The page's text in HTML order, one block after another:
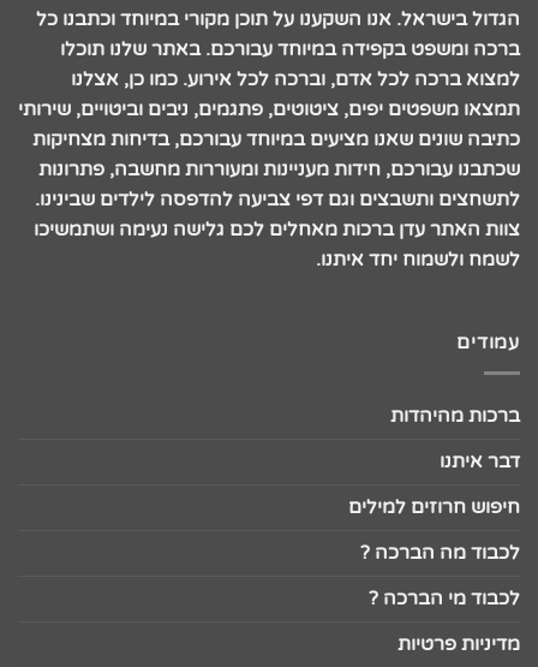
הגדול בישראל. אנו השקענו על תוכן מקורי במיוחד וכתבנו כל
ברכה ומשפט בקפידה במיוחד עבורכם. באתר שלנו תוכלו
למצוא ברכה לכל אדם, וברכה לכל אירוע. כמו כן, אצלנו
תמצאו משפטים יפים, ציטוטים, פתגמים, ניבים וביטויים, שירותי
כתיבה שונים שאנו מציעים במיוחד עבורכם, בדיחות מצחיקות
שכתבנו עבורכם, חידות מעניינות ומעוררות מחשבה, פתרונות
לתשחצים ותשבצים וגם דפי צביעה להדפסה לילדים שבינינו.
צוות האתר עדן ברכות מאחלים לכם גלישה נעימה ושתמשיכו
לשמח ולשמוח יחד איתנו.
עמודים
ברכות מהיהדות
דבר איתנו
חיפוש חרוזים למילים
לכבוד מה הברכה ?
לכבוד מי הברכה ?
מדיניות פרטיות